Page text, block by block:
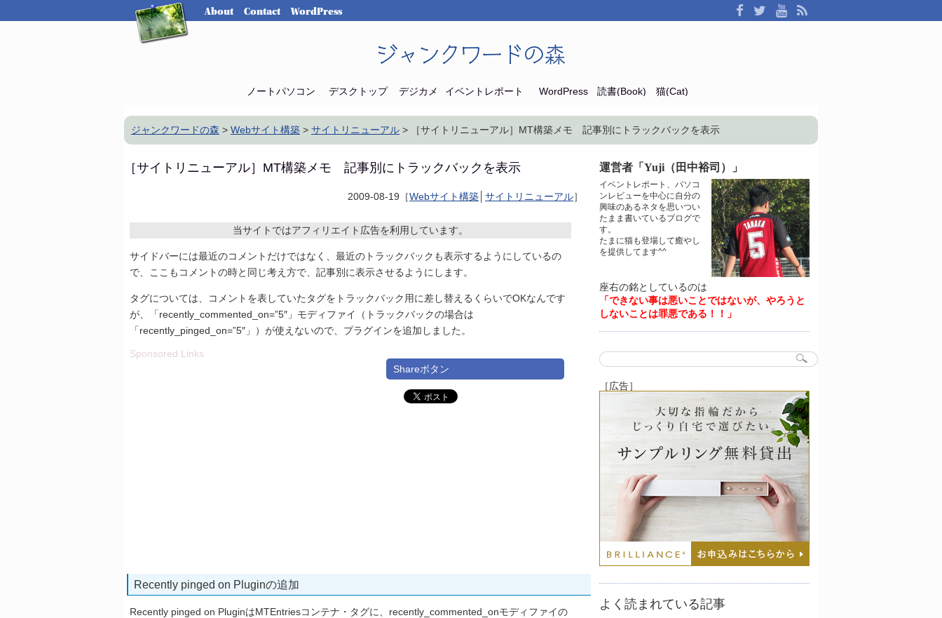
About Contact WordPress
ジャンクワードの森
ノートパソコン デスクトップ デジカメ イベントレポート WordPress 読書(Book) 猫(Cat)
ジャンクワードの森 > Webサイト構築 > サイトリニューアル > ［サイトリニューアル］MT構築メモ 記事別にトラックバックを表示
［サイトリニューアル］MT構築メモ 記事別にトラックバックを表示
2009-08-19［Webサイト構築 サイトリニューアル］
当サイトではアフィリエイト広告を利用しています。
サイドバーには最近のコメントだけではなく、最近のトラックバックも表示するようにしているの
で、ここもコメントの時と同じ考え方で、記事別に表示させるようにします。
タグについては、コメントを表していたタグをトラックバック用に差し替えるくらいでOKなんです
が、「recently_commented_on=”5″」モディファイ（トラックバックの場合は
「recently_pinged_on=”5″」）が使えないので、プラグインを追加しました。
Sponsored Links
Shareボタン
Recently pinged on Pluginの追加
Recently pinged on PluginはMTEntriesコンテナ・タグに、recently_commented_onモディファイの
運営者「Yuji（田中裕司）」
イベントレポート、パソコ
ンレビューを中心に自分の
興味のあるネタを思いつい
たまま書いているブログで
す。
たまに猫も登場して癒やし
を提供してます^^
座右の銘としているのは
「できない事は悪いことではないが、やろうと
しないことは罪悪である！！」
［広告］
よく読まれている記事